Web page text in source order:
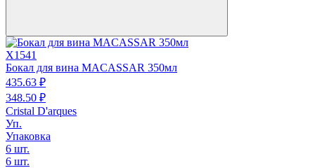
X1541
Бокал для вина MACASSAR 350мл
435.63 ₽
348.50 ₽
Cristal D'arques
Уп.
Упаковка
6 шт.
6 шт.